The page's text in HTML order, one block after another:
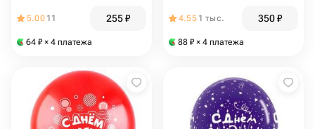
днем рождения
5.00 11 255₽
64 ₽ × 4 платежа
4.55 1 тыс. 350₽
88 ₽ × 4 платежа